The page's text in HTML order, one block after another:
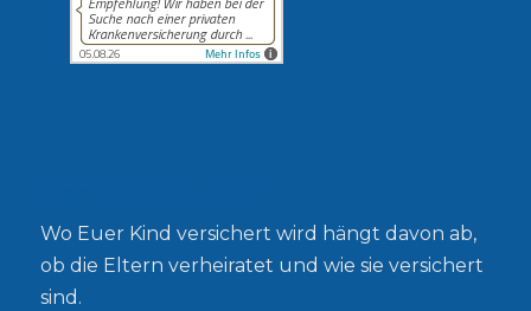
Wo Euer Kind versichert wird hängt davon ab,
ob die Eltern verheiratet und wie sie versichert
sind.